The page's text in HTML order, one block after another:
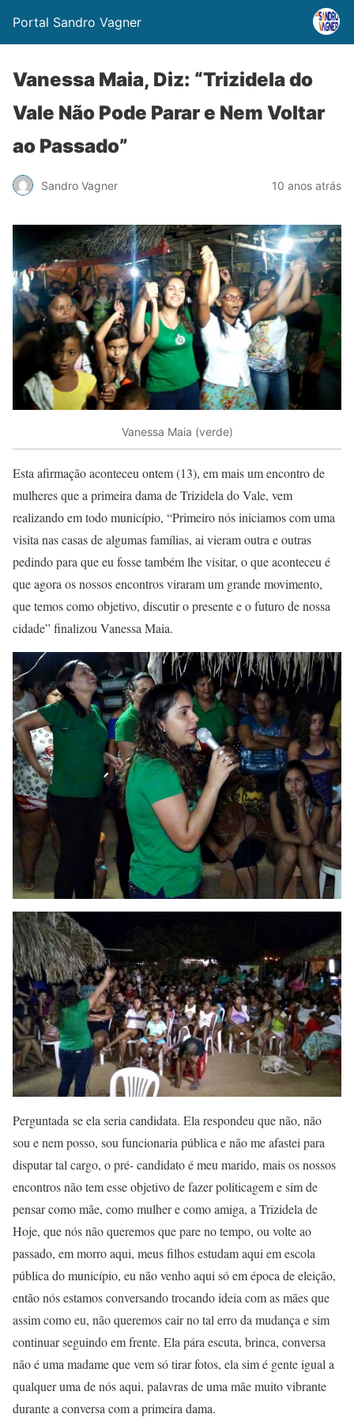
Portal Sandro Vagner
Vanessa Maia, Diz: “Trizidela do
Vale Não Pode Parar e Nem Voltar
ao Passado”
Sandro Vagner 10 anos atrás
Vanessa Maia (verde)
Esta afirmação aconteceu ontem (13), em mais um encontro de
mulheres que a primeira dama de Trizidela do Vale, vem
realizando em todo município, “Primeiro nós iniciamos com uma
visita nas casas de algumas famílias, ai vieram outra e outras
pedindo para que eu fosse também lhe visitar, o que aconteceu é
que agora os nossos encontros viraram um grande movimento,
que temos como objetivo, discutir o presente e o futuro de nossa
cidade” finalizou Vanessa Maia.
Perguntada se ela seria candidata. Ela respondeu que não, não
sou e nem posso, sou funcionaria pública e não me afastei para
disputar tal cargo, o pré- candidato é meu marido, mais os nossos
encontros não tem esse objetivo de fazer politicagem e sim de
pensar como mãe, como mulher e como amiga, a Trizidela de
Hoje, que nós não queremos que pare no tempo, ou volte ao
passado, em morro aqui, meus filhos estudam aqui em escola
pública do município, eu não venho aqui só em época de eleição,
então nós estamos conversando trocando ideia com as mães que
assim como eu, não queremos cair no tal erro da mudança e sim
continuar seguindo em frente. Ela pára escuta, brinca, conversa
não é uma madame que vem só tirar fotos, ela sim é gente igual a
qualquer uma de nós aqui, palavras de uma mãe muito vibrante
durante a conversa com a primeira dama.